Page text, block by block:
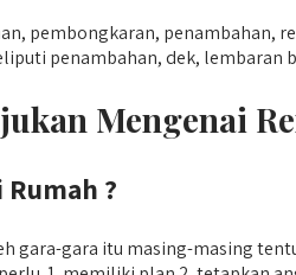
pembongkaran, penambahan,
penambahan, dek, lembaran
Mengenai
?
gara-gara itu masing-masing